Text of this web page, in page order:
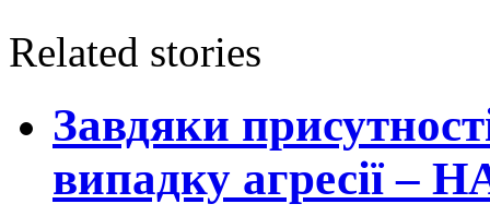
Related stories
Завдяки
випадку агресії –